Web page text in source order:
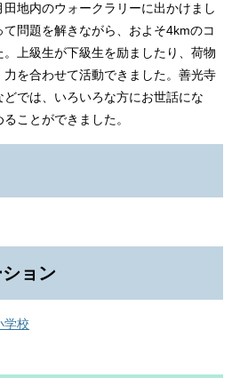
地内のウォークラリーに出かけまし
問題を解きながら、およそ4kmのコ
上級生が下級生を励ましたり、荷物
を合わせて活動できました。善光寺
では、いろいろな方にお世話にな
ことができました。
ョン
学校